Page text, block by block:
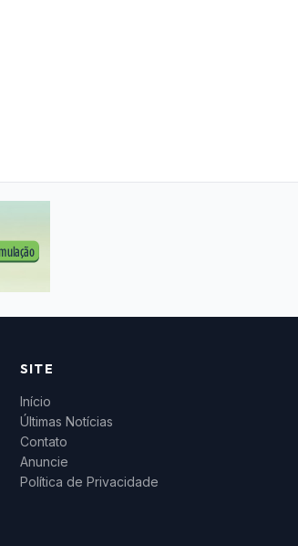
SITE
Início
Últimas Notícias
Contato
Anuncie
Política de Privacidade